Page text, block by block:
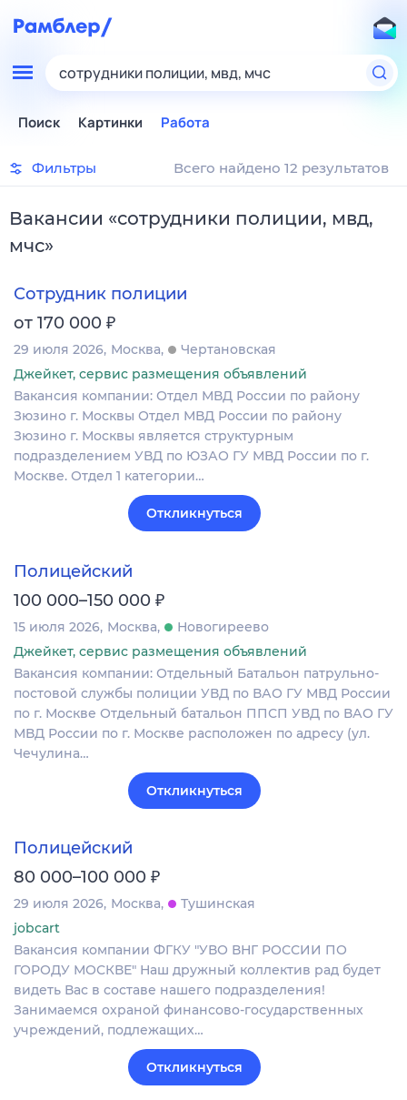
сотрудники полиции, мвд, мчс
Поиск Картинки Работа
Фильтры Всего найдено 12 результатов
Вакансии «сотрудники полиции, мвд,
мчс»
Сотрудник полиции
от 170 000 ₽
29 июля 2026 Москва
Чертановская
Джейкет, сервис размещения объявлений
Вакансия компании: Отдел МВД России по району
Зюзино г. Москвы Отдел МВД России по району
Зюзино г. Москвы является структурным
подразделением УВД по ЮЗАО ГУ МВД России по г.
Москве. Отдел 1 категории…
Откликнуться
Полицейский
100 000–150 000 ₽
15 июля 2026 Москва
Новогиреево
Джейкет, сервис размещения объявлений
Вакансия компании: Отдельный Батальон патрульно-
постовой службы полиции УВД по ВАО ГУ МВД России
по г. Москве Отдельный батальон ППСП УВД по ВАО ГУ
МВД России по г. Москве расположен по адресу (ул.
Чечулина…
Откликнуться
Полицейский
80 000–100 000 ₽
29 июля 2026 Москва
Тушинская
jobcart
Вакансия компании ФГКУ "УВО ВНГ РОССИИ ПО
ГОРОДУ МОСКВЕ" Наш дружный коллектив рад будет
видеть Вас в составе нашего подразделения!
Занимаемся охраной финансово-государственных
учреждений, подлежащих…
Откликнуться